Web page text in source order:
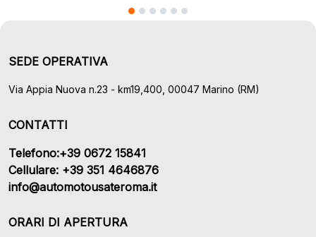
SEDE OPERATIVA
Via Appia Nuova n.23 - km19,400, 00047 Marino (RM)
CONTATTI
Telefono:+39 0672 15841
Cellulare: +39 351 4646876
info@automotousateroma.it
ORARI DI APERTURA